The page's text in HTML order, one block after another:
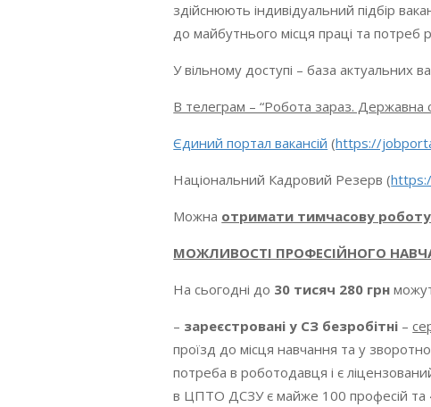
здійснюють індивідуальний підбір
до майбутнього місця праці та потреб
У вільному доступі – база актуальних
В телеграм – “Робота зараз. Державна
Єдиний портал вакансій (https://
Національний Кадровий Резерв (
Можна отримати тимчасову роботу
МОЖЛИВОСТІ ПРОФЕСІЙНОГО
На сьогодні до 30 тисяч 280 грн
– зареєстровані у СЗ безробітні –
проїзд до місця навчання та у
потреба в роботодавця і є
в ЦПТО ДСЗУ є майже 100 професій та